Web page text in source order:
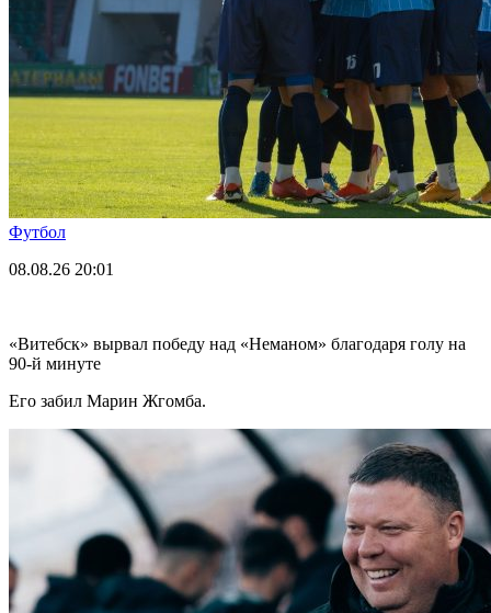
Футбол
08.08.26 20:01
«Витебск» вырвал победу над «Неманом» благодаря голу на
90-й минуте
Его забил Марин Жгомба.